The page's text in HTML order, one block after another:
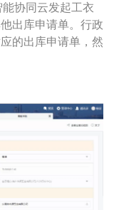
协同云发起工衣
出库申请单。行政
的出库申请单，然